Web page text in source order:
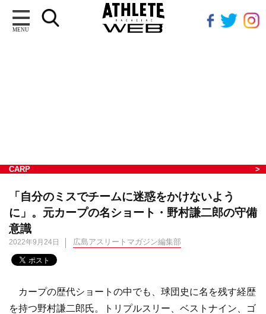
MENU
CARP
「自分のミスでチームに迷惑をかけないよう
に」。元カープの名ショート・野村謙二郎の守備
意識
2022年9月24日 広島アスリートマガジン編集部
カープの歴代ショートの中でも、球団史に名を残す経歴
を持つ野村謙二郎氏。トリプルスリー、ベストナイン、ゴ